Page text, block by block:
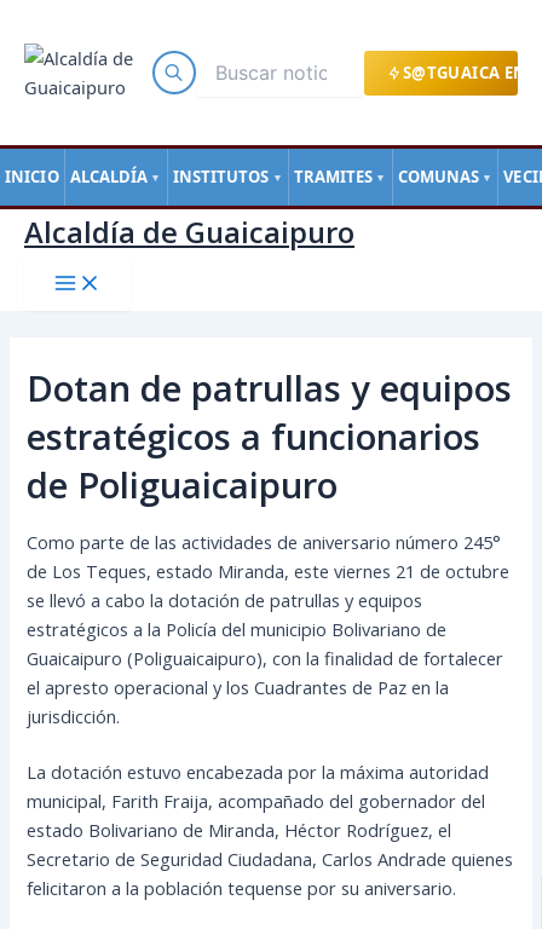
S@TGUAICA EN
INICIO ALCALDÍA ▼ INSTITUTOS ▼ TRAMITES ▼ COMUNAS ▼
contenido
Alcaldía de Guaicaipuro
Dotan de patrullas y equipos
estratégicos a funcionarios
de Poliguaicaipuro
Como parte de las actividades de aniversario número 245°
de Los Teques, estado Miranda, este viernes 21 de octubre
se llevó a cabo la dotación de patrullas y equipos
estratégicos a la Policía del municipio Bolivariano de
Guaicaipuro (Poliguaicaipuro), con la finalidad de fortalecer
el apresto operacional y los Cuadrantes de Paz en la
jurisdicción.
La dotación estuvo encabezada por la máxima autoridad
municipal, Farith Fraija, acompañado del gobernador del
estado Bolivariano de Miranda, Héctor Rodríguez, el
Secretario de Seguridad Ciudadana, Carlos Andrade quienes
felicitaron a la población tequense por su aniversario.
de
entradas